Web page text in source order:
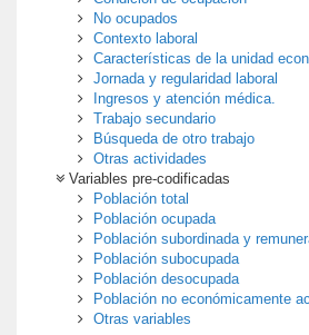
No ocupados
Contexto laboral
Características de la unidad
Jornada y regularidad laboral
Ingresos y atención médica.
Trabajo secundario
Búsqueda de otro trabajo
Otras actividades
Variables pre-codificadas
Población total
Población ocupada
Población subordinada y
Población subocupada
Población desocupada
Población no económicamente
Otras variables